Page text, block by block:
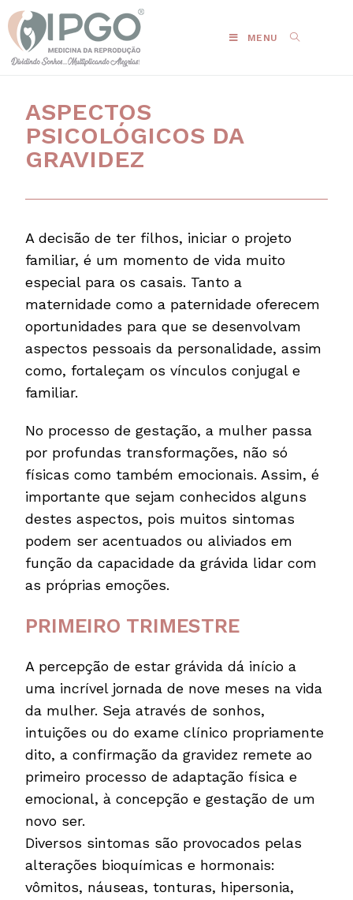
MENU
ASPECTOS
PSICOLÓGICOS DA
GRAVIDEZ
A decisão de ter filhos, iniciar o projeto
familiar, é um momento de vida muito
especial para os casais. Tanto a
maternidade como a paternidade oferecem
oportunidades para que se desenvolvam
aspectos pessoais da personalidade, assim
como, fortaleçam os vínculos conjugal e
familiar.
No processo de gestação, a mulher passa
por profundas transformações, não só
físicas como também emocionais. Assim, é
importante que sejam conhecidos alguns
destes aspectos, pois muitos sintomas
podem ser acentuados ou aliviados em
função da capacidade da grávida lidar com
as próprias emoções.
PRIMEIRO TRIMESTRE
A percepção de estar grávida dá início a
uma incrível jornada de nove meses na vida
da mulher. Seja através de sonhos,
intuições ou do exame clínico propriamente
dito, a confirmação da gravidez remete ao
primeiro processo de adaptação física e
emocional, à concepção e gestação de um
novo ser.
Diversos sintomas são provocados pelas
alterações bioquímicas e hormonais:
vômitos, náuseas, tonturas, hipersonia,